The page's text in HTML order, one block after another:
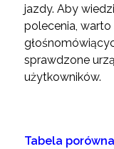
jazdy. Aby
polecenia,
sprawdzone
użytkowników.
Tabela